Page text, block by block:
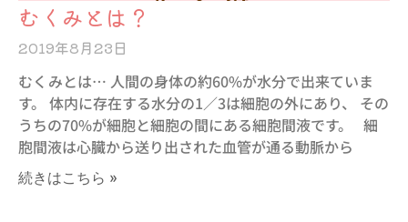
むくみとは？
2019年8月23日
むくみとは… 人間の身体の約60%が水分で出来ていま
す。 体内に存在する水分の1／3は細胞の外にあり、 その
うちの70%が細胞と細胞の間にある細胞間液です。 細
胞間液は心臓から送り出された血管が通る動脈から
続きはこちら »